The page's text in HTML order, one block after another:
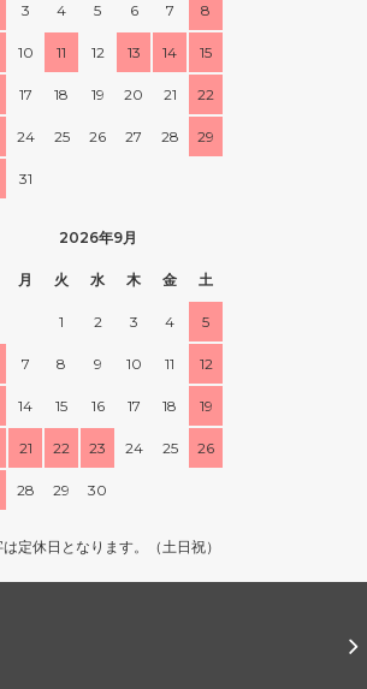
3 4 5 6 7 8
10 11 12 13 14 15
17 18 19 20 21 22
24 25 26 27 28 29
31
2026年9月
月 火 水 木 金 土
1 2 3 4 5
7 8 9 10 11 12
14 15 16 17 18 19
21 22 23 24 25 26
28 29 30
定休日となります。（土日祝）